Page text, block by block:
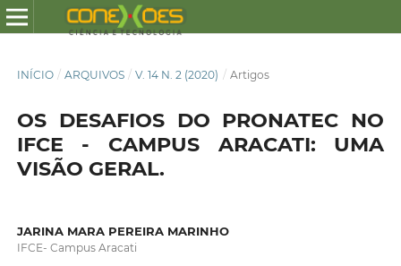
INÍCIO / ARQUIVOS / V. 14 N. 2 (2020) / Artigos
OS DESAFIOS DO PRONATEC NO
IFCE - CAMPUS ARACATI: UMA
VISÃO GERAL.
JARINA MARA PEREIRA MARINHO
IFCE- Campus Aracati